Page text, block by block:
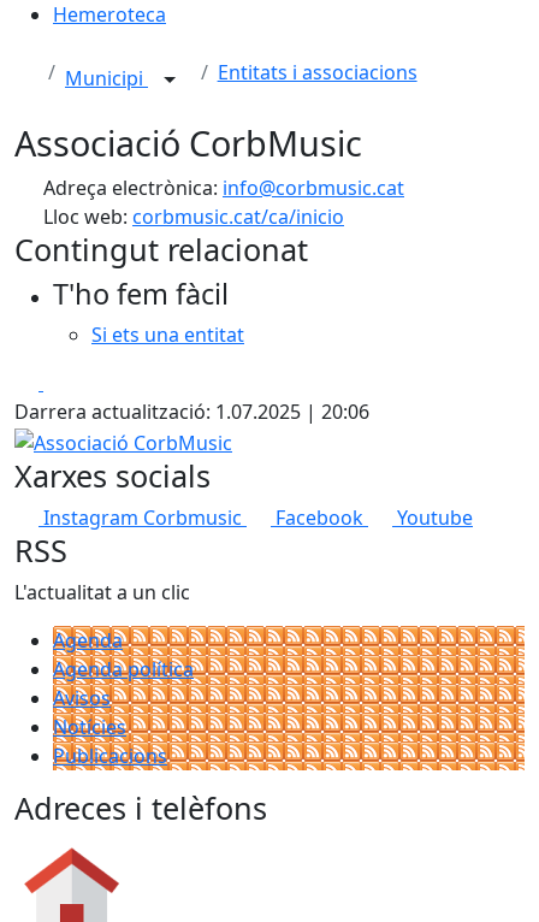
Hemeroteca
Municipi Entitats i associacions
Associació CorbMusic
Adreça electrònica: info@corbmusic.cat
Lloc web: corbmusic.cat/ca/inicio
Contingut relacionat
T'ho fem fàcil
Si ets una entitat
Darrera actualització: 1.07.2025 | 20:06
Associació CorbMusic
Xarxes socials
Instagram Corbmusic Facebook Youtube
RSS
L'actualitat a un clic
Agenda
Agenda política
Avisos
Notícies
Publicacions
Adreces i telèfons